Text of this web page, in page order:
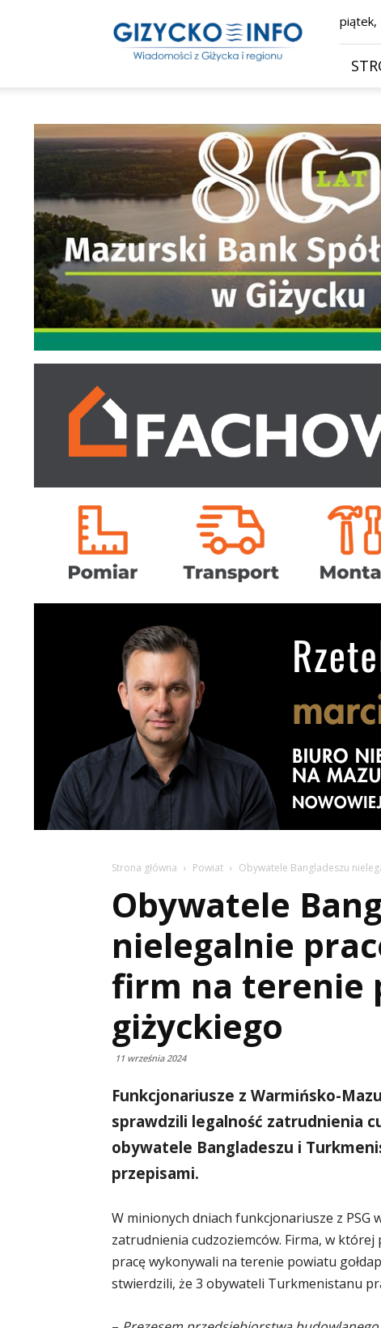
–
wiadomości
piątek,
Strona główna Powiat Obywatele Bangladeszu
Obywatele
nielegalnie
firm na terenie
giżyckiego
11 września 2024
Funkcjonariusze z Warmińsko-
sprawdzili legalność zatrudnienia
obywatele Bangladeszu i
przepisami.
W minionych dniach funkcjonariusze z PSG
zatrudnienia cudzoziemców. Firma, w
pracę wykonywali na terenie powiatu
stwierdzili, że 3 obywateli Turkmenistanu